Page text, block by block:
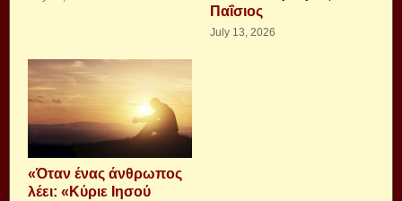
Παΐσιος
July 13, 2026
«Όταν ένας άνθρωπος
λέει: «Κύριε Ιησού